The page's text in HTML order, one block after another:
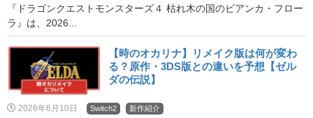
『ドラゴンクエストモンスターズ４ 枯れ木の国のビアンカ・フロー
ラ』は、2026...
【時のオカリナ】リメイク版は何が変わ
る？原作・3DS版との違いを予想【ゼル
ダの伝説】
2026年6月10日 Switch2 新作紹介